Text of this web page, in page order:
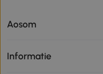
Aosom
Informatie